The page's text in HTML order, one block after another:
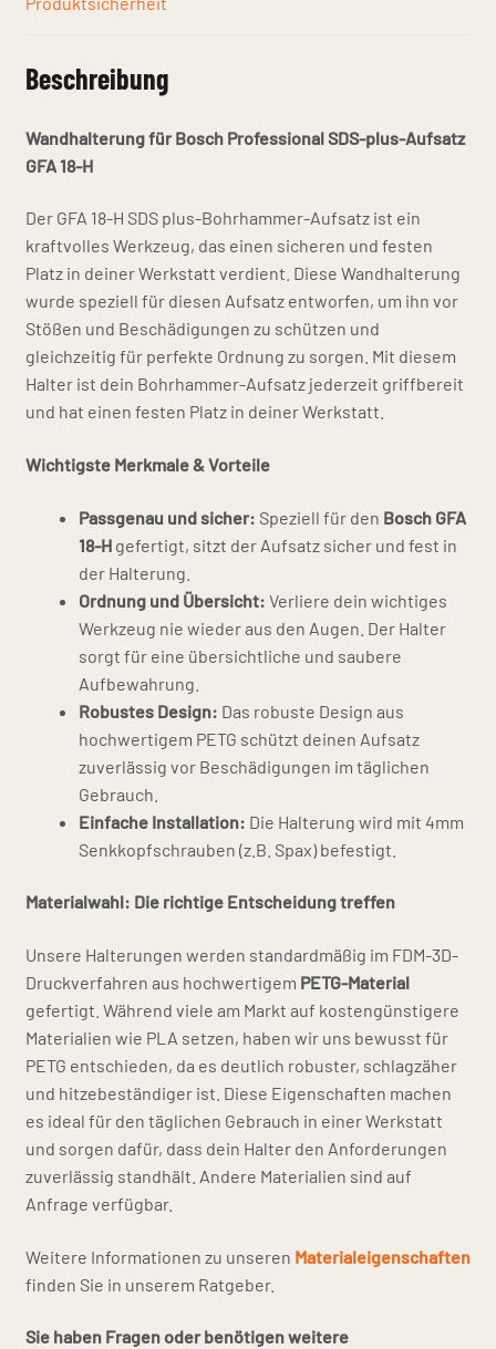
Beschreibung
Wandhalterung für Bosch Professional SDS-plus-Aufsatz
GFA 18-H
Der GFA 18-H SDS plus-Bohrhammer-Aufsatz ist ein
kraftvolles Werkzeug, das einen sicheren und festen
Platz in deiner Werkstatt verdient. Diese Wandhalterung
wurde speziell für diesen Aufsatz entworfen, um ihn vor
Stößen und Beschädigungen zu schützen und
gleichzeitig für perfekte Ordnung zu sorgen. Mit diesem
Halter ist dein Bohrhammer-Aufsatz jederzeit griffbereit
und hat einen festen Platz in deiner Werkstatt.
Wichtigste Merkmale & Vorteile
Passgenau und sicher: Speziell für den Bosch GFA
18-Hgefertigt, sitzt der Aufsatz sicher und fest in
der Halterung.
Ordnung und Übersicht: Verliere dein wichtiges
Werkzeug nie wieder aus den Augen. Der Halter
sorgt für eine übersichtliche und saubere
Aufbewahrung.
Robustes Design: Das robuste Design aus
hochwertigem PETG schützt deinen Aufsatz
zuverlässig vor Beschädigungen im täglichen
Gebrauch.
Einfache Installation: Die Halterung wird mit 4mm
Senkkopfschrauben (z.B. Spax) befestigt.
Materialwahl: Die richtige Entscheidung treffen
Unsere Halterungen werden standardmäßig im FDM-3D-
Druckverfahren aus hochwertigem PETG-Material
gefertigt. Während viele am Markt auf kostengünstigere
Materialien wie PLA setzen, haben wir uns bewusst für
PETG entschieden, da es deutlich robuster, schlagzäher
und hitzebeständiger ist. Diese Eigenschaften machen
es ideal für den täglichen Gebrauch in einer Werkstatt
und sorgen dafür, dass dein Halter den Anforderungen
zuverlässig standhält. Andere Materialien sind auf
Anfrage verfügbar.
Weitere Informationen zu unseren Materialeigenschaften
finden Sie in unserem Ratgeber.
Sie haben Fragen oder benötigen weitere